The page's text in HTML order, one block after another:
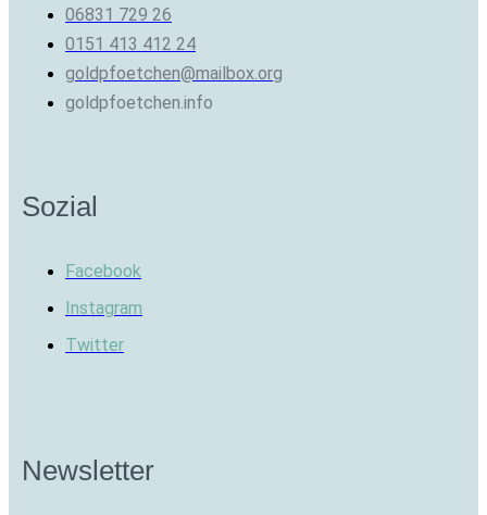
06831 729 26
0151 413 412 24
goldpfoetchen@mailbox.org
goldpfoetchen.info
Sozial
Facebook
Instagram
Twitter
Newsletter